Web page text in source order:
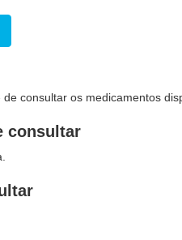
de consultar os medicamentos
consultar